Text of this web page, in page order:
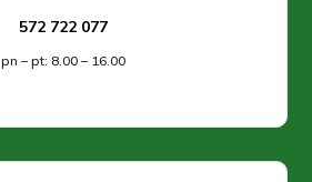
572 722 077
pn – pt: 8.00 – 16.00